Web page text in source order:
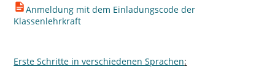
Anmeldung mit dem Einladungscode der
Klassenlehrkraft
Erste Schritte in verschiedenen Sprachen: